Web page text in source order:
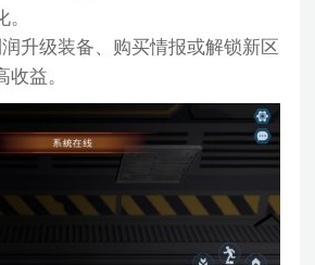
升级装备、购买情报或解锁新区
益。